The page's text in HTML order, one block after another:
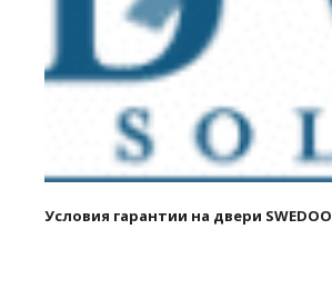
Условия гарантии на двери